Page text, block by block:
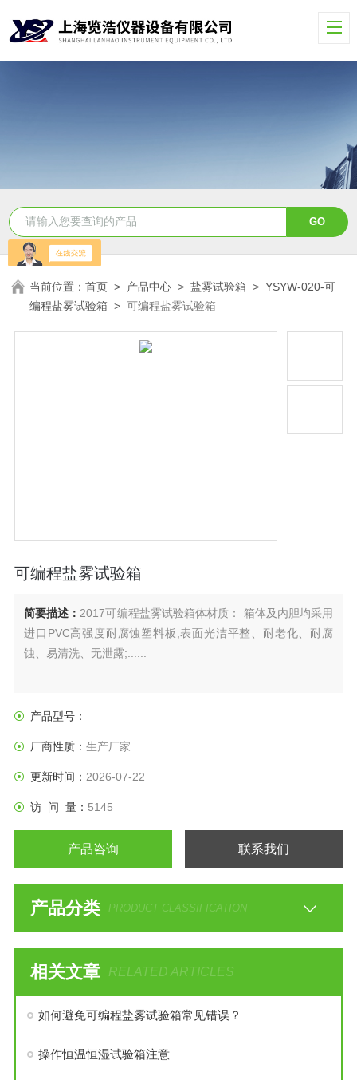
当前位置：首页 > 产品中心 >盐雾试验箱 >YSYW-020-可
编程盐雾试验箱 >可编程盐雾试验箱
可编程盐雾试验箱
简要描述： 2017可编程盐雾试验箱体材质： 箱体及内胆均采用
进口PVC高强度耐腐蚀塑料板,表面光洁平整、耐老化、耐腐
蚀、易清洗、无泄露;......
产品型号：
厂商性质： 生产厂家
更新时间： 2026-07-22
访 问 量： 5145
产品咨询 联系我们
产品分类 PRODUCT CLASSIFICATION
相关文章 RELATED ARTICLES
如何避免可编程盐雾试验箱常见错误？
操作恒温恒湿试验箱注意